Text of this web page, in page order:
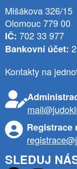
Mišákova 326/15
Olomouc 779 00
IČ: 702 33 977
Bankovní účet:
Kontakty na
Registrace
SLEDUJ